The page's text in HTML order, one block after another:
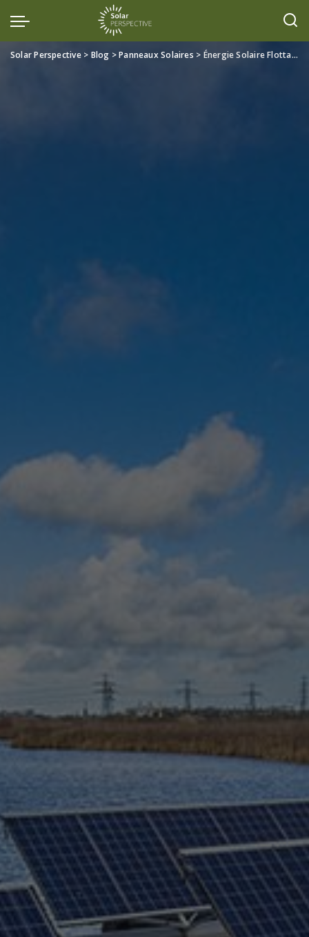
Solar Perspective> Blog >Panneaux Solaires > Énergie Solaire Flottante : Vers une Nouvelle Dimension de la Transition Énergétique